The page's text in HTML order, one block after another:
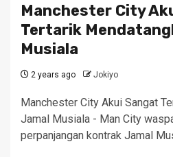
Manchester City
Tertarik
Musiala
2 years ago Jokiyo
Manchester City Akui Sangat
Jamal Musiala - Man City
perpanjangan kontrak Jamal